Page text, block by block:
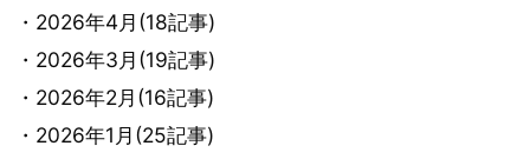
・2026年4月(18記事)
・2026年3月(19記事)
・2026年2月(16記事)
・2026年1月(25記事)